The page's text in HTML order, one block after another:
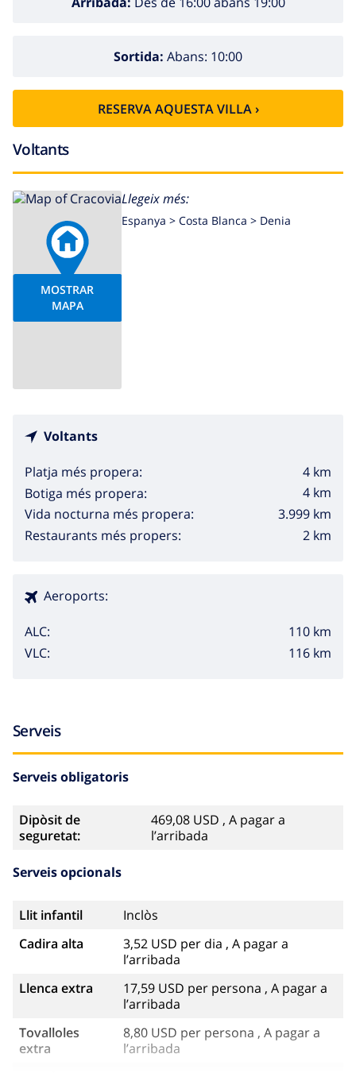
Sortida: Abans: 10:00
RESERVA AQUESTA VILLA ›
Voltants
MOSTRAR
MAPA
Llegeix més:
Espanya > Costa Blanca > Denia
Voltants
Platja més propera:
4 km
Botiga més propera:
4 km
Vida nocturna més propera:
3.999 km
Restaurants més propers:
2 km
Aeroports:
ALC:
110 km
VLC:
116 km
Serveis
Serveis obligatoris
Dipòsit de
seguretat:
469,08 USD , A pagar a
l’arribada
Serveis opcionals
Llit infantil
Inclòs
Cadira alta
3,52 USD per dia , A pagar a
l’arribada
Llenca extra
17,59 USD per persona , A pagar a
l’arribada
Tovalloles
extra
8,80 USD per persona , A pagar a
l’arribada